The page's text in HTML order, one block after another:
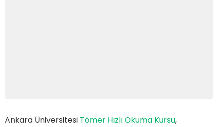
Ankara Üniversitesi Tömer Hızlı Okuma Kursu,